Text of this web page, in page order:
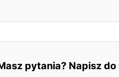
pytania? Napisz do